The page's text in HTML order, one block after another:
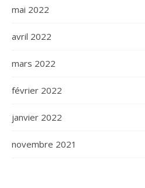
mai 2022
avril 2022
mars 2022
février 2022
janvier 2022
novembre 2021